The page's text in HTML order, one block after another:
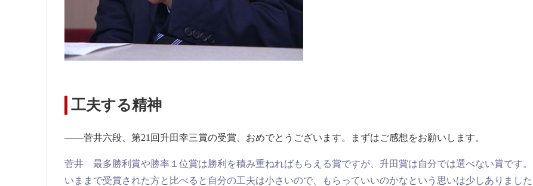
工夫する精神
――菅井六段、第21回升田幸三賞の受賞、おめでとうございます。まずはご感想をお願いします。
菅井 最多勝利賞や勝率１位賞は勝利を積み重ねればもらえる賞ですが、升田賞は自分では選べない賞です。
いままで受賞された方と比べると自分の工夫は小さいので、もらっていいのかなという思いは少しありました